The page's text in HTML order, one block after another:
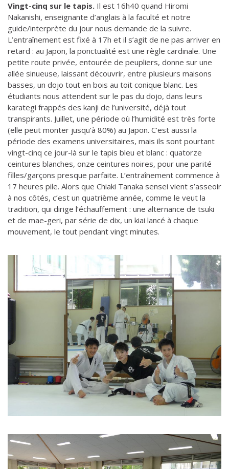
Vingt-cinq sur le tapis. Il est 16h40 quand Hiromi
Nakanishi, enseignante d’anglais à la faculté et notre
guide/interprète du jour nous demande de la suivre.
L’entraînement est fixé à 17h et il s’agit de ne pas arriver en
retard : au Japon, la ponctualité est une règle cardinale. Une
petite route privée, entourée de peupliers, donne sur une
allée sinueuse, laissant découvrir, entre plusieurs maisons
basses, un dojo tout en bois au toit conique blanc. Les
étudiants nous attendent sur le pas du dojo, dans leurs
karategi frappés des kanji de l’université, déjà tout
transpirants. Juillet, une période où l’humidité est très forte
(elle peut monter jusqu’à 80%) au Japon. C’est aussi la
période des examens universitaires, mais ils sont pourtant
vingt-cinq ce jour-là sur le tapis bleu et blanc : quatorze
ceintures blanches, onze ceintures noires, pour une parité
filles/garçons presque parfaite. L’entraînement commence à
17 heures pile. Alors que Chiaki Tanaka sensei vient s’asseoir
à nos côtés, c’est un quatrième année, comme le veut la
tradition, qui dirige l’échauffement : une alternance de tsuki
et de mae-geri, par série de dix, un kiai lancé à chaque
mouvement, le tout pendant vingt minutes.